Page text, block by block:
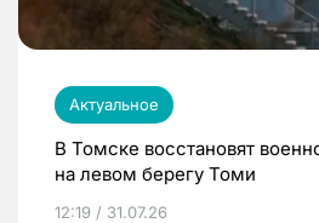
Актуальное
В Томске восстановят
на левом берегу Томи
12:19 / 31.07.26